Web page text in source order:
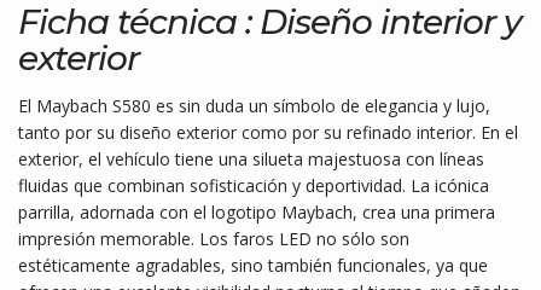
Ficha técnica : Diseño interior y
exterior
El Maybach S580 es sin duda un símbolo de elegancia y lujo,
tanto por su diseño exterior como por su refinado interior. En el
exterior, el vehículo tiene una silueta majestuosa con líneas
fluidas que combinan sofisticación y deportividad. La icónica
parrilla, adornada con el logotipo Maybach, crea una primera
impresión memorable. Los faros LED no sólo son
estéticamente agradables, sino también funcionales, ya que